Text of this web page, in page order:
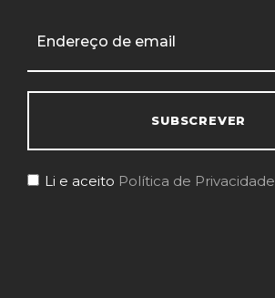
Li e aceito Política de Privacidade